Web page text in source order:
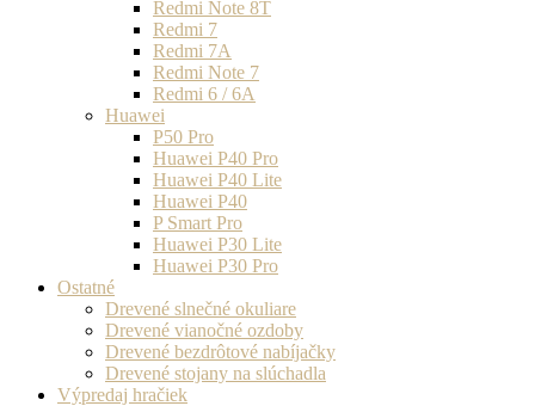
Redmi Note 8T
Redmi 7
Redmi 7A
Redmi Note 7
Redmi 6 / 6A
Huawei
P50 Pro
Huawei P40 Pro
Huawei P40 Lite
Huawei P40
P Smart Pro
Huawei P30 Lite
Huawei P30 Pro
Ostatné
Drevené slnečné okuliare
Drevené vianočné ozdoby
Drevené bezdrôtové nabíjačky
Drevené stojany na slúchadla
Výpredaj hračiek